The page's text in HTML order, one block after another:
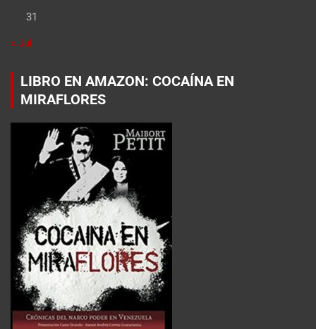
31
« Jul
LIBRO EN AMAZON: COCAÍNA EN
MIRAFLORES